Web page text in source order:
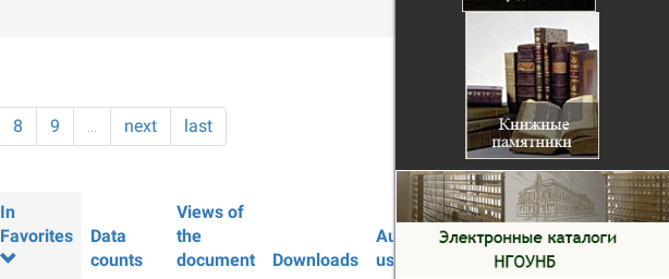
8 9 … next last
In
Favorites
Data
counts
Views of
the
document
Downloads
Authorized
users
Guest
users